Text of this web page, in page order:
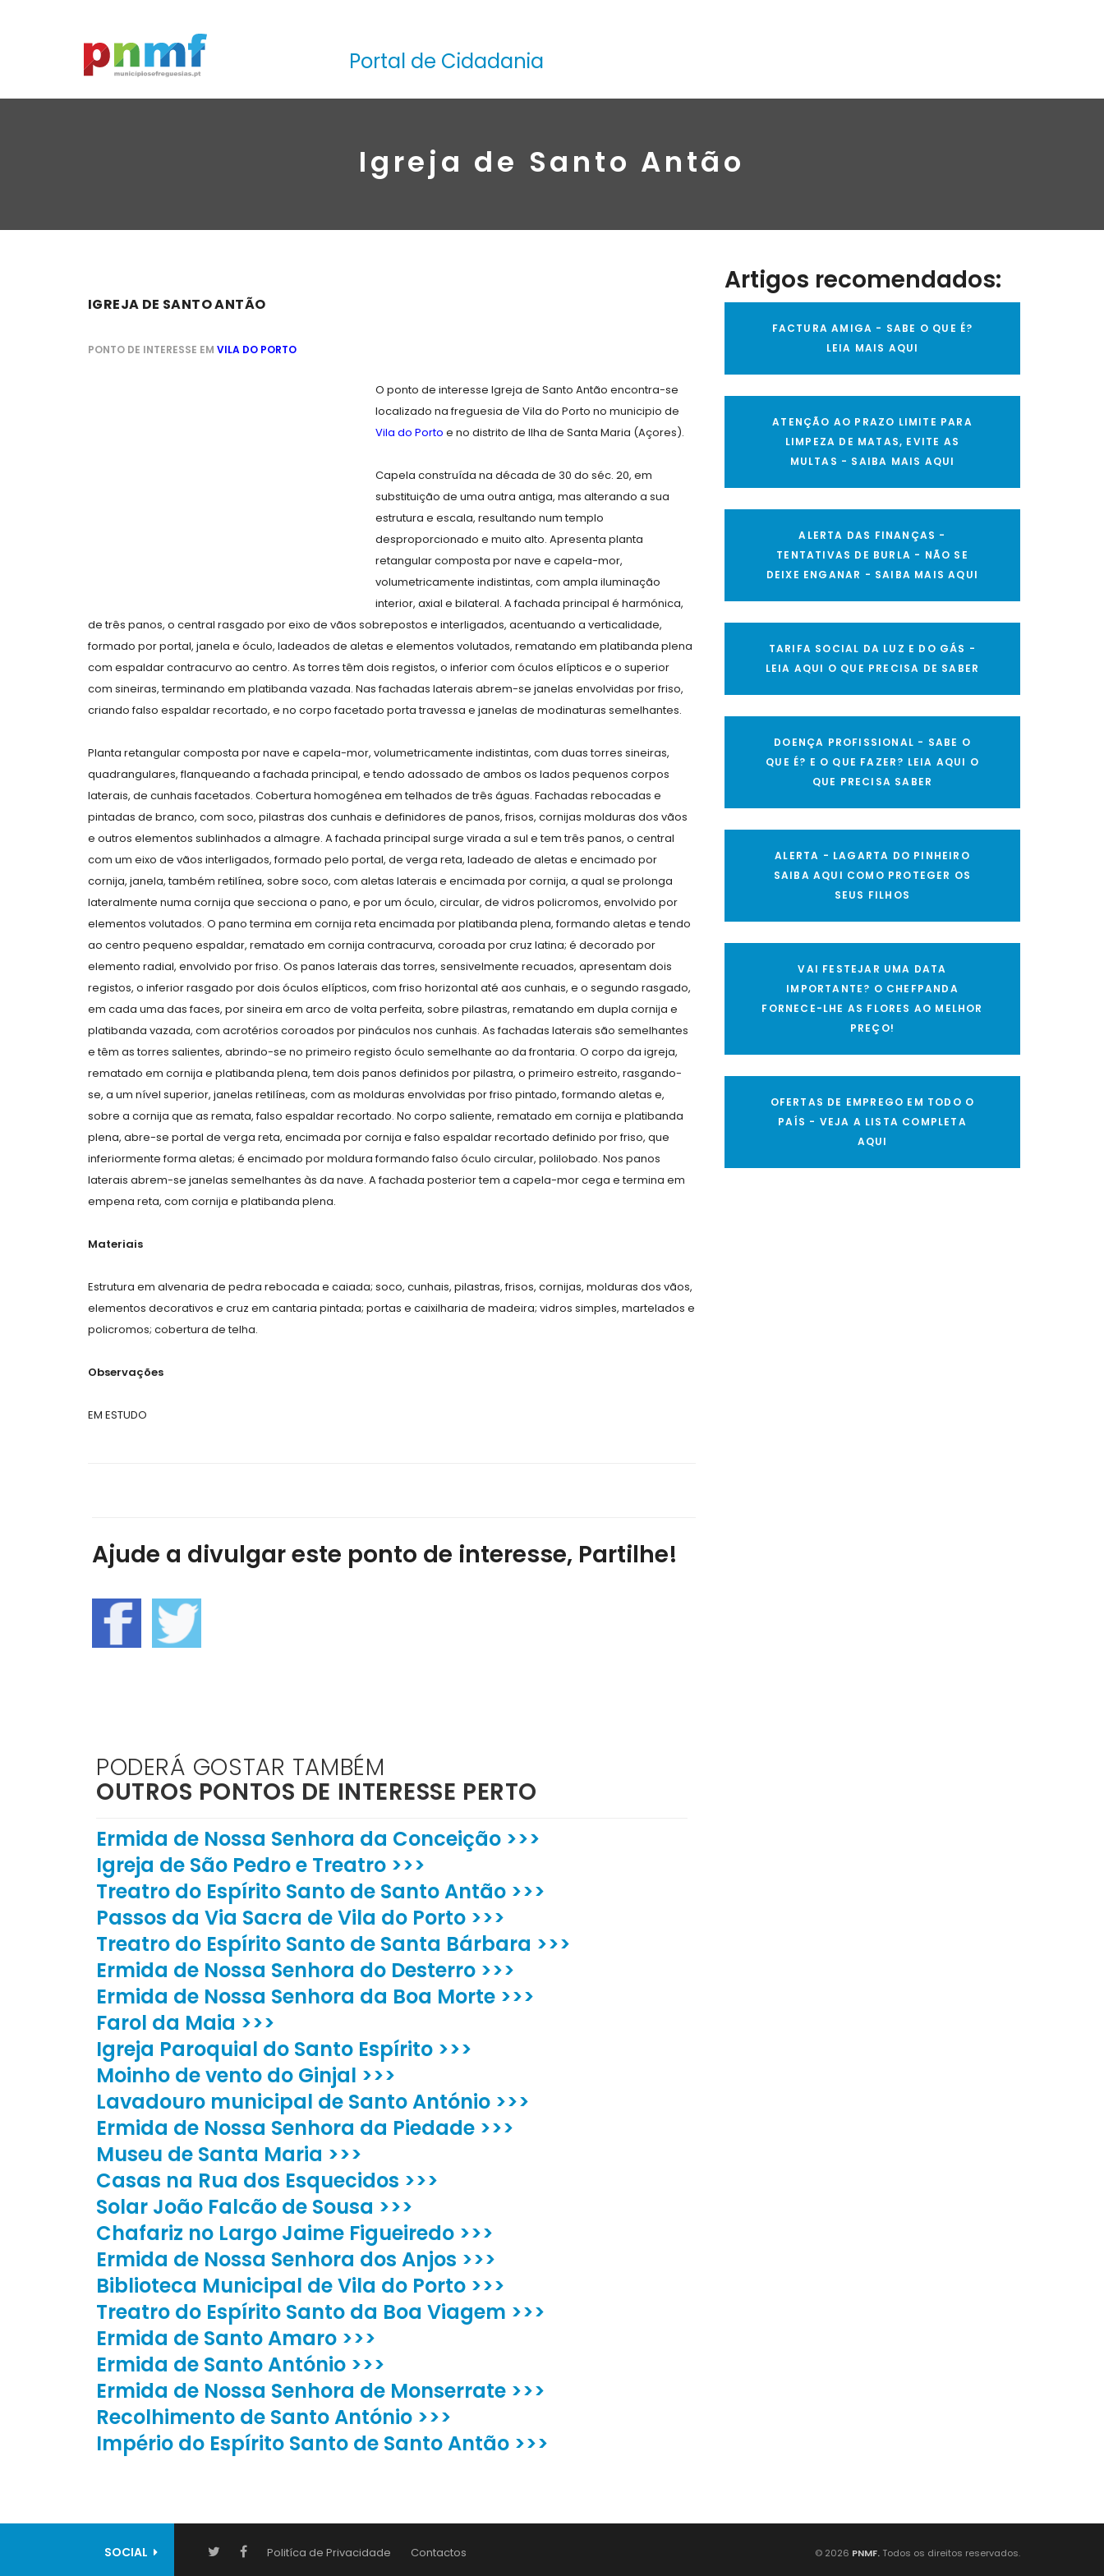
Portal de Cidadania
Igreja de Santo Antão
IGREJA DE SANTO ANTÃO
PONTO DE INTERESSE EM VILA DO PORTO
O ponto de interesse Igreja de Santo Antão encontra-se
localizado na freguesia de Vila do Porto no municipio de
Vila do Porto e no distrito de Ilha de Santa Maria (Açores).
Capela construída na década de 30 do séc. 20, em
substituição de uma outra antiga, mas alterando a sua
estrutura e escala, resultando num templo
desproporcionado e muito alto. Apresenta planta
retangular composta por nave e capela-mor,
volumetricamente indistintas, com ampla iluminação
interior, axial e bilateral. A fachada principal é harmónica,
de três panos, o central rasgado por eixo de vãos sobrepostos e interligados, acentuando a verticalidade,
formado por portal, janela e óculo, ladeados de aletas e elementos volutados, rematando em platibanda plena
com espaldar contracurvo ao centro. As torres têm dois registos, o inferior com óculos elípticos e o superior
com sineiras, terminando em platibanda vazada. Nas fachadas laterais abrem-se janelas envolvidas por friso,
criando falso espaldar recortado, e no corpo facetado porta travessa e janelas de modinaturas semelhantes.
Planta retangular composta por nave e capela-mor, volumetricamente indistintas, com duas torres sineiras,
quadrangulares, flanqueando a fachada principal, e tendo adossado de ambos os lados pequenos corpos
laterais, de cunhais facetados. Cobertura homogénea em telhados de três águas. Fachadas rebocadas e
pintadas de branco, com soco, pilastras dos cunhais e definidores de panos, frisos, cornijas molduras dos vãos
e outros elementos sublinhados a almagre. A fachada principal surge virada a sul e tem três panos, o central
com um eixo de vãos interligados, formado pelo portal, de verga reta, ladeado de aletas e encimado por
cornija, janela, também retilínea, sobre soco, com aletas laterais e encimada por cornija, a qual se prolonga
lateralmente numa cornija que secciona o pano, e por um óculo, circular, de vidros policromos, envolvido por
elementos volutados. O pano termina em cornija reta encimada por platibanda plena, formando aletas e tendo
ao centro pequeno espaldar, rematado em cornija contracurva, coroada por cruz latina; é decorado por
elemento radial, envolvido por friso. Os panos laterais das torres, sensivelmente recuados, apresentam dois
registos, o inferior rasgado por dois óculos elípticos, com friso horizontal até aos cunhais, e o segundo rasgado,
em cada uma das faces, por sineira em arco de volta perfeita, sobre pilastras, rematando em dupla cornija e
platibanda vazada, com acrotérios coroados por pináculos nos cunhais. As fachadas laterais são semelhantes
e têm as torres salientes, abrindo-se no primeiro registo óculo semelhante ao da frontaria. O corpo da igreja,
rematado em cornija e platibanda plena, tem dois panos definidos por pilastra, o primeiro estreito, rasgando-
se, a um nível superior, janelas retilíneas, com as molduras envolvidas por friso pintado, formando aletas e,
sobre a cornija que as remata, falso espaldar recortado. No corpo saliente, rematado em cornija e platibanda
plena, abre-se portal de verga reta, encimada por cornija e falso espaldar recortado definido por friso, que
inferiormente forma aletas; é encimado por moldura formando falso óculo circular, polilobado. Nos panos
laterais abrem-se janelas semelhantes às da nave. A fachada posterior tem a capela-mor cega e termina em
empena reta, com cornija e platibanda plena.
Materiais
Estrutura em alvenaria de pedra rebocada e caiada; soco, cunhais, pilastras, frisos, cornijas, molduras dos vãos,
elementos decorativos e cruz em cantaria pintada; portas e caixilharia de madeira; vidros simples, martelados e
policromos; cobertura de telha.
Observações
EM ESTUDO
Ajude a divulgar este ponto de interesse, Partilhe!
PODERÁ GOSTAR TAMBÉM
OUTROS PONTOS DE INTERESSE PERTO
Ermida de Nossa Senhora da Conceição >>>
Igreja de São Pedro e Treatro >>>
Treatro do Espírito Santo de Santo Antão >>>
Passos da Via Sacra de Vila do Porto >>>
Treatro do Espírito Santo de Santa Bárbara >>>
Ermida de Nossa Senhora do Desterro >>>
Ermida de Nossa Senhora da Boa Morte >>>
Farol da Maia >>>
Igreja Paroquial do Santo Espírito >>>
Moinho de vento do Ginjal >>>
Lavadouro municipal de Santo António >>>
Ermida de Nossa Senhora da Piedade >>>
Museu de Santa Maria >>>
Casas na Rua dos Esquecidos >>>
Solar João Falcão de Sousa >>>
Chafariz no Largo Jaime Figueiredo >>>
Ermida de Nossa Senhora dos Anjos >>>
Biblioteca Municipal de Vila do Porto >>>
Treatro do Espírito Santo da Boa Viagem >>>
Ermida de Santo Amaro >>>
Ermida de Santo António >>>
Ermida de Nossa Senhora de Monserrate >>>
Recolhimento de Santo António >>>
Império do Espírito Santo de Santo Antão >>>
Artigos recomendados:
FACTURA AMIGA - SABE O QUE É?
LEIA MAIS AQUI
ATENÇÃO AO PRAZO LIMITE PARA
LIMPEZA DE MATAS, EVITE AS
MULTAS - SAIBA MAIS AQUI
ALERTA DAS FINANÇAS -
TENTATIVAS DE BURLA - NÃO SE
DEIXE ENGANAR - SAIBA MAIS AQUI
TARIFA SOCIAL DA LUZ E DO GÁS -
LEIA AQUI O QUE PRECISA DE SABER
DOENÇA PROFISSIONAL - SABE O
QUE É? E O QUE FAZER? LEIA AQUI O
QUE PRECISA SABER
ALERTA - LAGARTA DO PINHEIRO
SAIBA AQUI COMO PROTEGER OS
SEUS FILHOS
VAI FESTEJAR UMA DATA
IMPORTANTE? O CHEFPANDA
FORNECE-LHE AS FLORES AO MELHOR
PREÇO!
OFERTAS DE EMPREGO EM TODO O
PAÍS - VEJA A LISTA COMPLETA
AQUI
SOCIAL Politíca de Privacidade Contactos © 2026 PNMF. Todos os direitos reservados.